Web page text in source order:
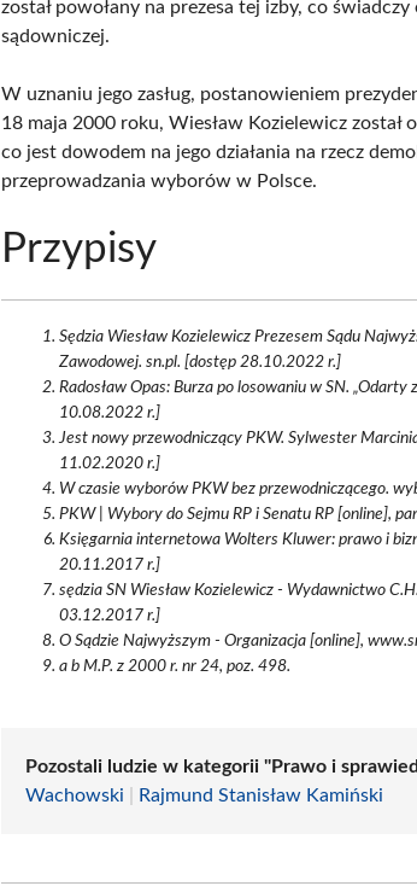
został powołany na prezesa tej izby, co
sądowniczej.
W uznaniu jego zasług, postanowieniem
18 maja 2000 roku, Wiesław Kozielewicz został
co jest dowodem na jego działania na rzecz
przeprowadzania wyborów w Polsce.
Przypisy
Sędzia Wiesław Kozielewicz Prezesem Sądu
Zawodowej. sn.pl. [dostęp 28.10.2022 r.]
Radosław Opas: Burza po losowaniu w SN.
10.08.2022 r.]
Jest nowy przewodniczący PKW. Sylwester
11.02.2020 r.]
W czasie wyborów PKW bez przewodniczącego.
PKW | Wybory do Sejmu RP i Senatu RP [online],
Księgarnia internetowa Wolters Kluwer: prawo i
20.11.2017 r.]
sędzia SN Wiesław Kozielewicz - Wydawnictwo
03.12.2017 r.]
O Sądzie Najwyższym - Organizacja [online],
a b M.P. z 2000 r. nr 24, poz. 498.
Pozostali ludzie w kategorii "Prawo i
Wachowski
Rajmund Stanisław Kamiński